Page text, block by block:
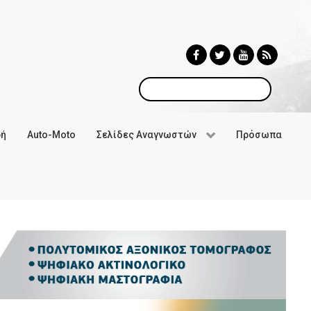
Αναζήτηση
Auto-Moto Σελίδες Αναγνωστών Πρόσωπα